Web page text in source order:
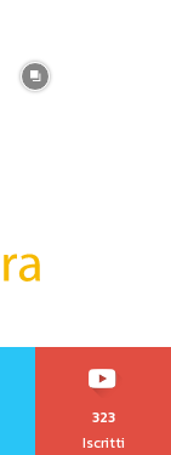
323
Iscritti